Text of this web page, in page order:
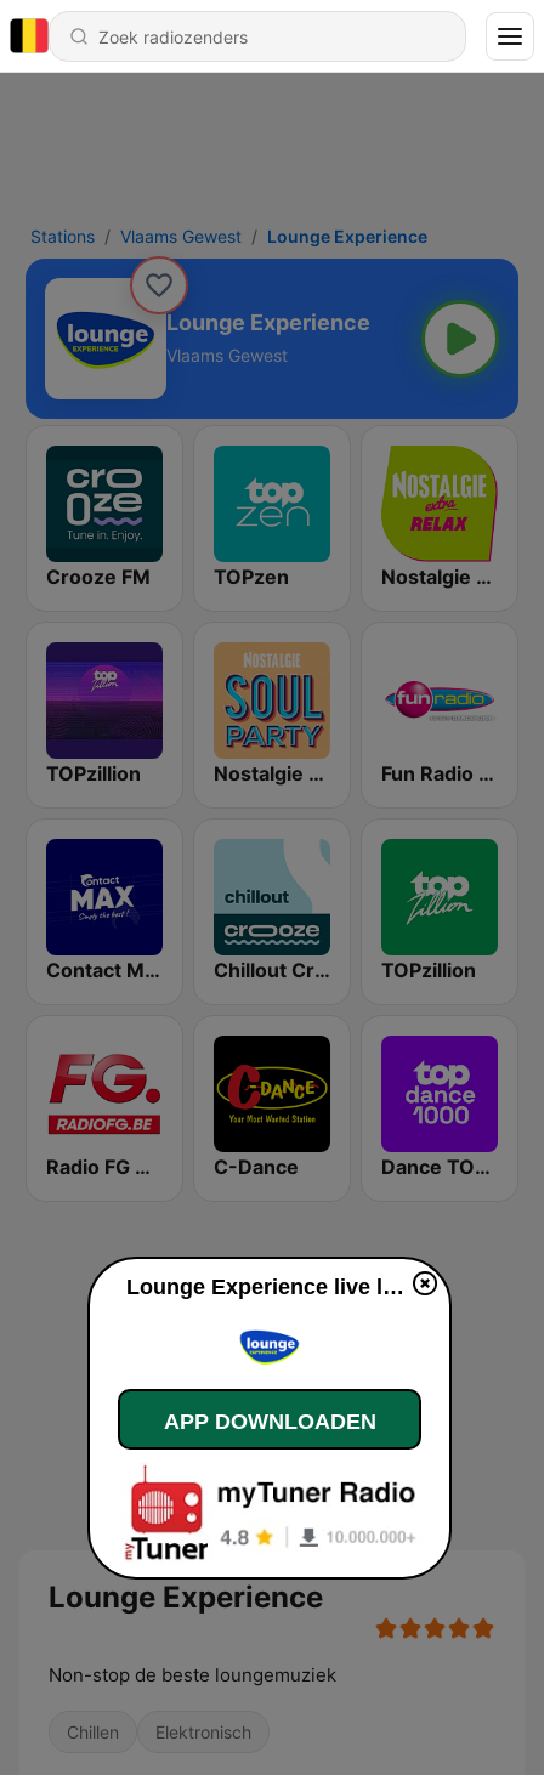
Stations Vlaams Gewest Lounge Experience
Lounge Experience
Vlaams Gewest
Crooze FM TOPzen Nostalgie extra relax
TOPzillion Nostalgie Soul Party Fun Radio BELGIQUE
Contact Max Chillout Crooze TOPzillion
Radio FG Vlaanderen C-Dance Dance TOP 1000
Lounge Experience
Non-stop de beste loungemuziek
Chillen Elektronisch
Lounge Experience live luisteren
APP DOWNLOADEN